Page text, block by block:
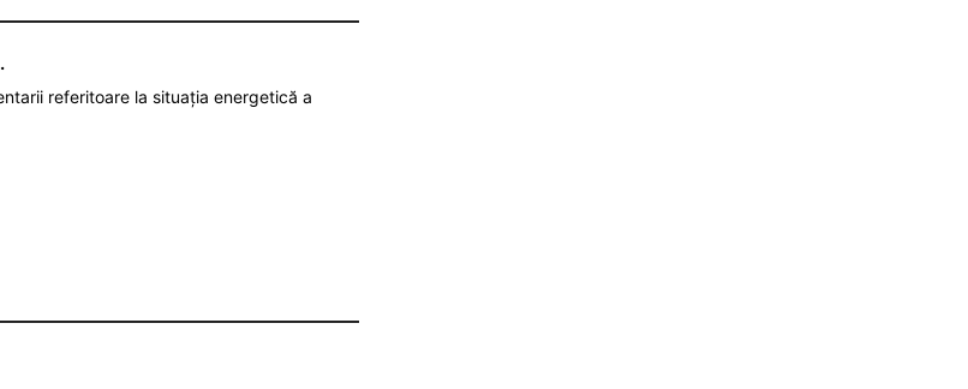
referitoare la situația energetică a